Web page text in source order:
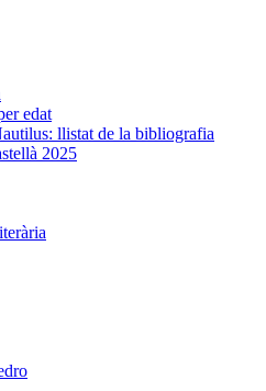
edat
llistat de la bibliografia
2025